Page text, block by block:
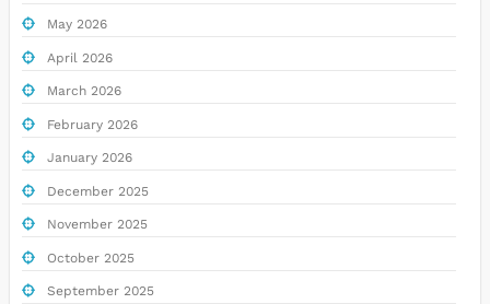
May 2026
April 2026
March 2026
February 2026
January 2026
December 2025
November 2025
October 2025
September 2025